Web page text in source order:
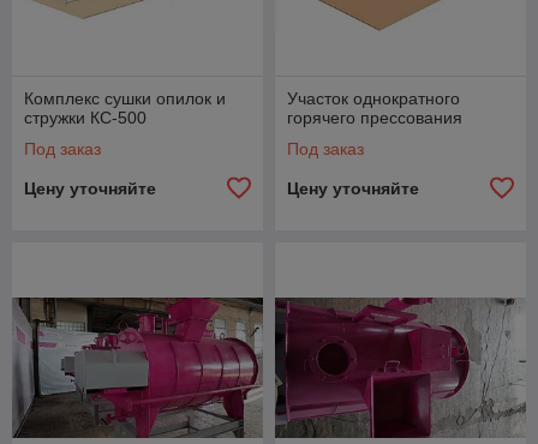
Комплекс сушки опилок и
стружки КС-500
Под заказ
Цену уточняйте
Участок однократного
горячего прессования
Под заказ
Цену уточняйте